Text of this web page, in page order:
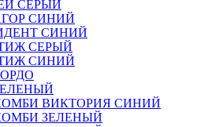
СЕРЫЙ
СИНИЙ
СИНИЙ
СЕРЫЙ
СИНИЙ
ВИКТОРИЯ СИНИЙ
ЗЕЛЕНЫЙ